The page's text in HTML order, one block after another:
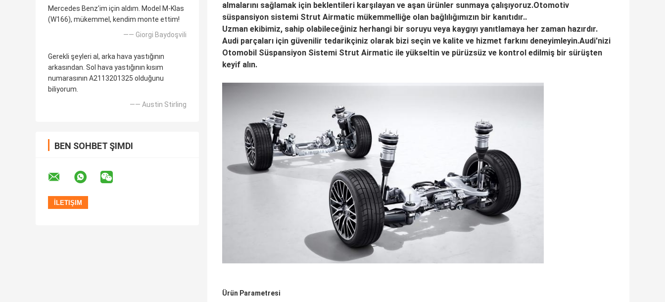
Mercedes Benz'im için aldım. Model M-Klas
(W166), mükemmel, kendim monte ettim!
—— Giorgi Baydoşvili
Gerekli şeyleri al, arka hava yastığının
arkasından. Sol hava yastığının kısım
numarasının A2113201325 olduğunu
biliyorum.
—— Austin Stirling
BEN SOHBET ŞIMDI
almalarını sağlamak için beklentileri karşılayan ve aşan ürünler sunmaya çalışıyoruz.Otomotiv
süspansiyon sistemi Strut Airmatic mükemmelliğe olan bağlılığımızın bir kanıtıdır..
Uzman ekibimiz, sahip olabileceğiniz herhangi bir soruyu veya kaygıyı yanıtlamaya her zaman hazırdır.
Audi parçaları için güvenilir tedarikçiniz olarak bizi seçin ve kalite ve hizmet farkını deneyimleyin.Audi'nizi
Otomobil Süspansiyon Sistemi Strut Airmatic ile yükseltin ve pürüzsüz ve kontrol edilmiş bir sürüşten
keyif alın.
Ürün Parametresi